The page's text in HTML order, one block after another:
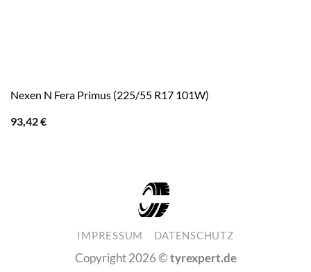
Nexen N Fera Primus (225/55 R17 101W)
93,42€
IMPRESSUM DATENSCHUTZ
Copyright 2026 ©tyrexpert.de